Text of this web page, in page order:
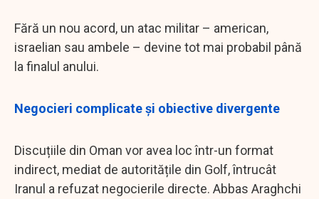
Fără un nou acord, un atac militar – american,
israelian sau ambele – devine tot mai probabil până
la finalul anului.
Negocieri complicate și obiective divergente
Discuțiile din Oman vor avea loc într-un format
indirect, mediat de autoritățile din Golf, întrucât
Iranul a refuzat negocierile directe. Abbas Araghchi